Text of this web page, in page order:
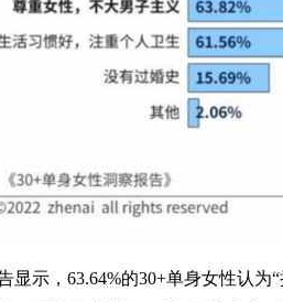
显示，63.64%的30+单身女性认